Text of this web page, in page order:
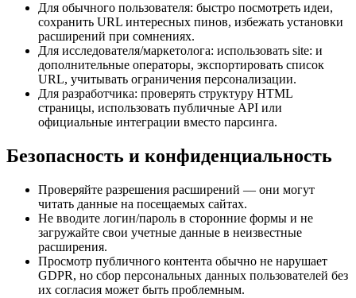
Для обычного пользователя: быстро посмотреть идеи,
сохранить URL интересных пинов, избежать установки
расширений при сомнениях.
Для исследователя/маркетолога: использовать site: и
дополнительные операторы, экспортировать список
URL, учитывать ограничения персонализации.
Для разработчика: проверять структуру HTML
страницы, использовать публичные API или
официальные интеграции вместо парсинга.
Безопасность и конфиденциальность
Проверяйте разрешения расширений — они могут
читать данные на посещаемых сайтах.
Не вводите логин/пароль в сторонние формы и не
загружайте свои учетные данные в неизвестные
расширения.
Просмотр публичного контента обычно не нарушает
GDPR, но сбор персональных данных пользователей без
их согласия может быть проблемным.